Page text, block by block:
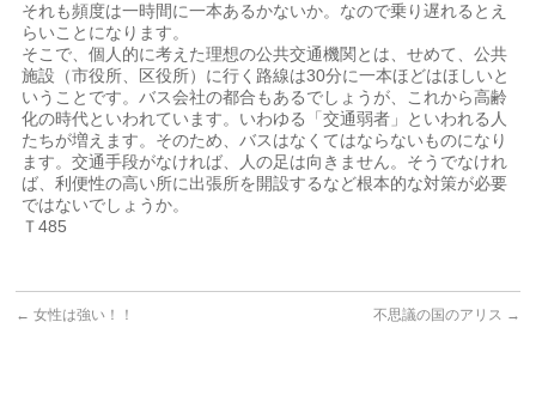
それも頻度は一時間に一本あるかないか。なので乗り遅れるとえ
らいことになります。
そこで、個人的に考えた理想の公共交通機関とは、せめて、公共
施設（市役所、区役所）に行く路線は30分に一本ほどはほしいと
いうことです。バス会社の都合もあるでしょうが、これから高齢
化の時代といわれています。いわゆる「交通弱者」といわれる人
たちが増えます。そのため、バスはなくてはならないものになり
ます。交通手段がなければ、人の足は向きません。そうでなけれ
ば、利便性の高い所に出張所を開設するなど根本的な対策が必要
ではないでしょうか。
Ｔ485
← 女性は強い！！ 不思議の国のアリス →